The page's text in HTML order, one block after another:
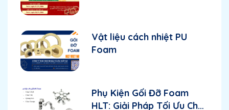
Vật liệu cách nhiệt PU
Foam
Phụ Kiện Gối Đỡ Foam
HLT: Giải Pháp Tối Ưu Cho